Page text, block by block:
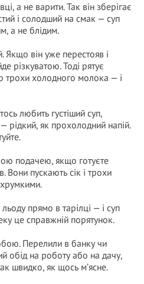
а не варити. Так він зберігає
і солодший на смак — суп
а не блідим.
Якщо він уже перестояв і
різкуватою. Тоді рятує
трохи холодного молока — і
любить густіший суп,
як прохолодний напій.
подачею, якщо готуєте
Вони пускають сік і трохи
хрумкими.
прямо в тарілці — і суп
це справжній порятунок.
Перелили в банку чи
обід на роботу або на дачу,
швидко, як щось м’ясне.